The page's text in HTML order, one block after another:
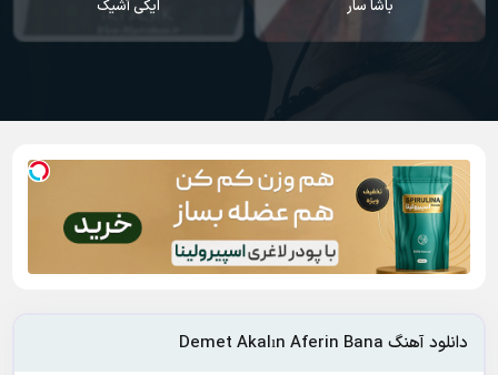
ایکی آشیک
دانلود آهنگ Demet Akalın Aferin Bana